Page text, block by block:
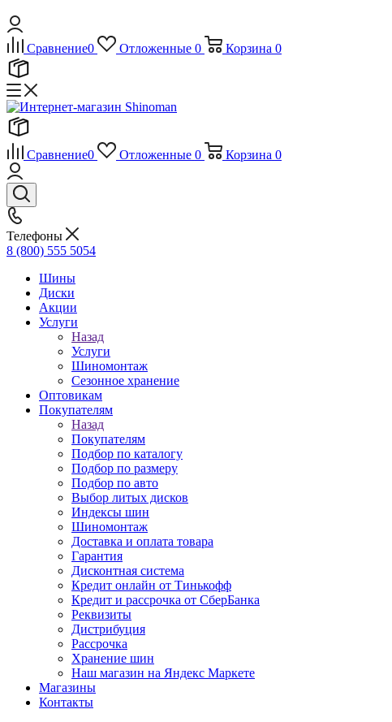
Сравнение0 Отложенные 0 Корзина 0
Сравнение0 Отложенные 0 Корзина 0
Телефоны
8 (800) 555 5054
Шины
Диски
Акции
Услуги
Назад
Услуги
Шиномонтаж
Сезонное хранение
Оптовикам
Покупателям
Назад
Покупателям
Подбор по каталогу
Подбор по размеру
Подбор по авто
Выбор литых дисков
Индексы шин
Шиномонтаж
Доставка и оплата товара
Гарантия
Дисконтная система
Кредит онлайн от Тинькофф
Кредит и рассрочка от СберБанка
Реквизиты
Дистрибуция
Рассрочка
Хранение шин
Наш магазин на Яндекс Маркете
Магазины
Контакты